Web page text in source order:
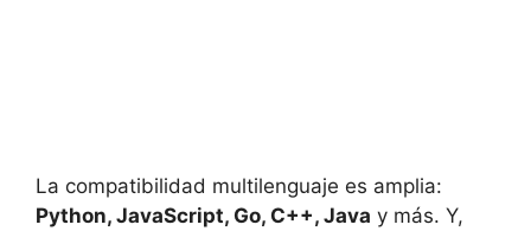
La compatibilidad multilenguaje es amplia:
Python, JavaScript, Go, C++, Java y más. Y,